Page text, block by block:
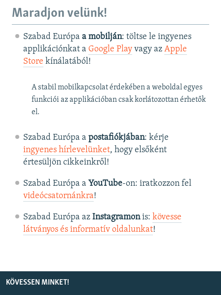
Maradjon velünk!
Szabad Európa a mobilján: töltse le ingyenes
applikációnkat a Google Playvagy az Apple
Store kínálatából!
A stabil mobilkapcsolat érdekében a weboldal egyes
funkciói az applikációban csak korlátozottan érhetők
el.
Szabad Európa a postafiókjában: kérje
ingyenes hírlevelünket, hogy elsőként
értesüljön cikkeinkről!
Szabad Európa a YouTube-on: iratkozzon fel
videócsatornánkra!
Szabad Európa az Instagramonis: kövesse
látványos és informatív oldalunkat! ​
KÖVESSEN MINKET!